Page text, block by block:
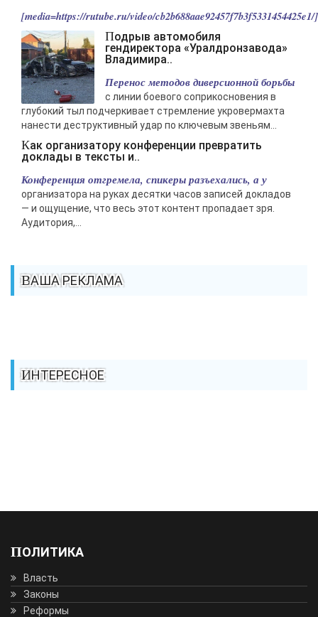
[media=https://rutube.ru/video/
Подрыв автомобиля
гендиректора «Уралдронзавода»
Владимира..
Перенос методов диверсионной борьбы
с линии боевого соприкосновения в
глубокий тыл подчеркивает стремление укровермахта
нанести деструктивный удар по ключевым звеньям...
Как организатору конференции превратить
доклады в тексты и..
Конференция отгремела, спикеры разъехались, а у
организатора на руках десятки часов записей докладов
— и ощущение, что весь этот контент пропадает зря.
Аудитория,...
ВАША РЕКЛАМА
ИНТЕРЕСНОЕ
ПОЛИТИКА
Власть
Законы
Реформы